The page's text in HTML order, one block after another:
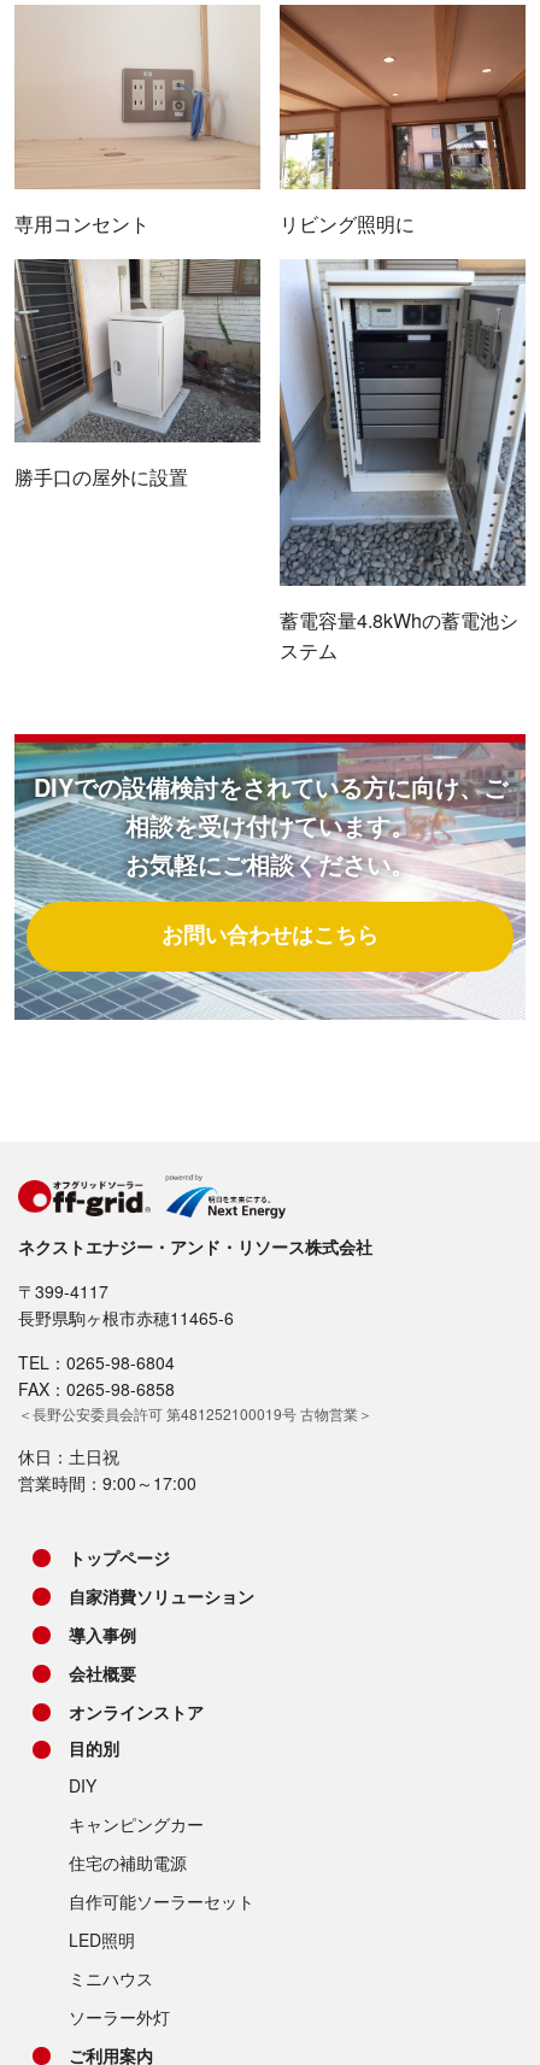
専用コンセント リビング照明に
勝手口の屋外に設置
蓄電容量4.8kWhの蓄電池シ
ステム
DIYでの設備検討をされている方に向け、ご
相談を受け付けています。
お気軽にご相談ください。
お問い合わせはこちら
ネクストエナジー・アンド・リソース株式会社
〒399-4117
長野県駒ヶ根市赤穂11465-6
TEL：0265-98-6804
FAX：0265-98-6858
＜長野公安委員会許可 第481252100019号 古物営業＞
休日：土日祝
営業時間：9:00～17:00
トップページ
自家消費ソリューション
導入事例
会社概要
オンラインストア
目的別
DIY
キャンピングカー
住宅の補助電源
自作可能ソーラーセット
LED照明
ミニハウス
ソーラー外灯
ご利用案内